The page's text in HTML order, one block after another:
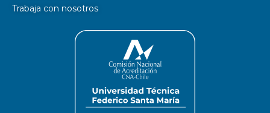
Trabaja con nosotros